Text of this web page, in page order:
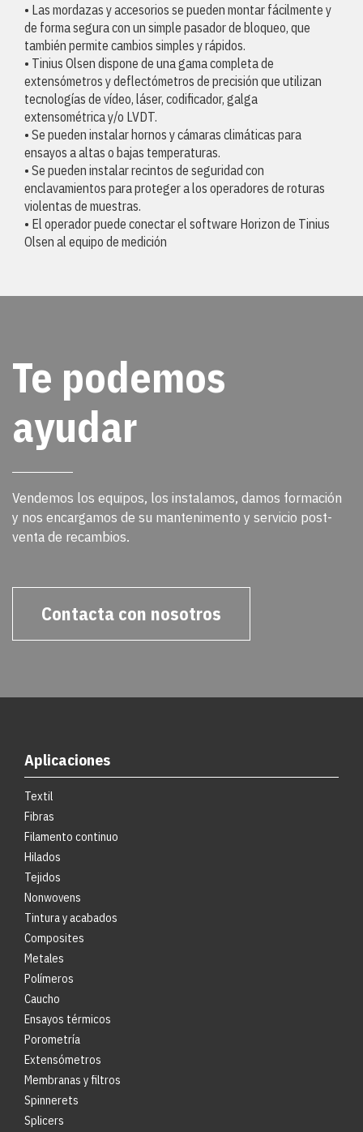
• Las mordazas y accesorios se pueden montar fácilmente y
de forma segura con un simple pasador de bloqueo, que
también permite cambios simples y rápidos.
• Tinius Olsen dispone de una gama completa de
extensómetros y deflectómetros de precisión que utilizan
tecnologías de vídeo, láser, codificador, galga
extensométrica y/o LVDT.
• Se pueden instalar hornos y cámaras climáticas para
ensayos a altas o bajas temperaturas.
• Se pueden instalar recintos de seguridad con
enclavamientos para proteger a los operadores de roturas
violentas de muestras.
• El operador puede conectar el software Horizon de Tinius
Olsen al equipo de medición
Te podemos
ayudar
Vendemos los equipos, los instalamos, damos formación
y nos encargamos de su mantenimento y servicio post-
venta de recambios.
Contacta con nosotros
Aplicaciones
Textil
Fibras
Filamento continuo
Hilados
Tejidos
Nonwovens
Tintura y acabados
Composites
Metales
Polímeros
Caucho
Ensayos térmicos
Porometría
Extensómetros
Membranas y filtros
Spinnerets
Splicers